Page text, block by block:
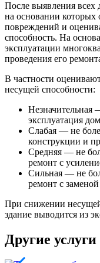
После выявления всех
на основании которых
повреждений и
способность. На
эксплуатации
проведения его
В частности
несущей способности:
Незначительная
эксплуатация
Слабая — не
конструкции и
Средняя — не
ремонт с
Сильная — не
ремонт с
При снижении
здание выводится из
Другие услуги